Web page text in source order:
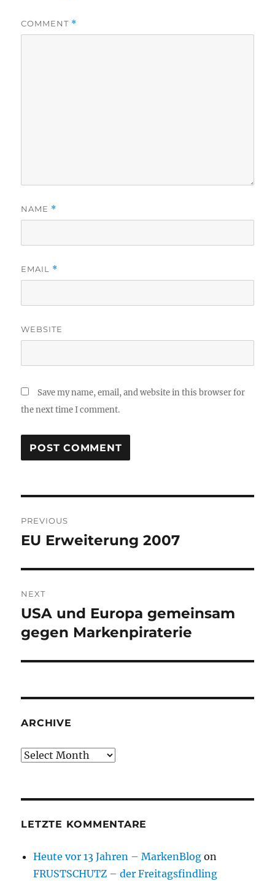
COMMENT *
NAME *
EMAIL *
WEBSITE
Save my name, email, and website in this browser for
the next time I comment.
navigation
PREVIOUS
Previous
EU Erweiterung 2007
NEXT
Next
post:
USA und Europa gemeinsam
gegen Markenpiraterie
ARCHIVE
Archive
LETZTE KOMMENTARE
Heute vor 13 Jahren – MarkenBlog on
FRUSTSCHUTZ – der Freitagsfindling